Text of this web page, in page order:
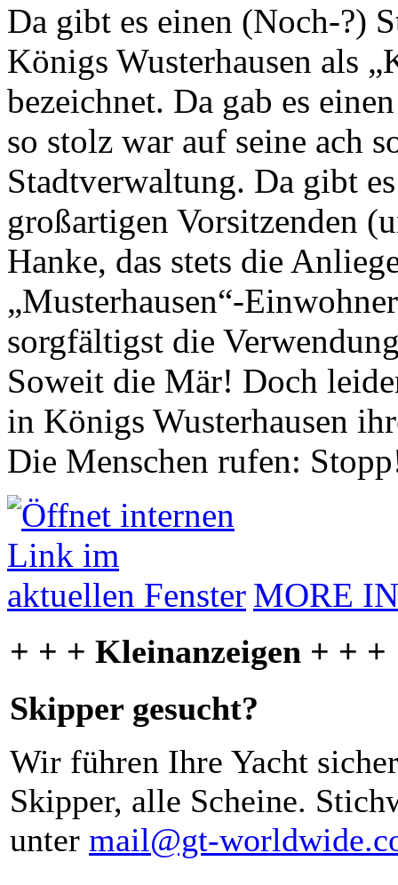
Da gibt es einen (Noch-?)
Königs Wusterhausen als
bezeichnet. Da gab es
so stolz war auf seine ach
Stadtverwaltung. Da gibt
großartigen Vorsitzenden
Hanke, das stets die
„Musterhausen“-
sorgfältigst die
Soweit die Mär! Doch
in Königs Wusterhausen
Die Menschen rufen:
MORE
+ + + Kleinanzeigen + + +
Skipper gesucht?
Wir führen Ihre Yacht
Skipper, alle Scheine.
unter mail@gt-